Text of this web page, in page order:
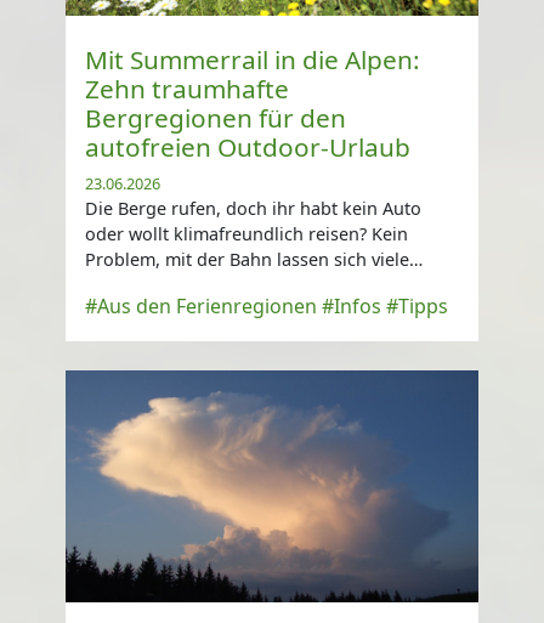
Mit Summerrail in die Alpen:
Zehn traumhafte
Bergregionen für den
autofreien Outdoor-Urlaub
23.06.2026
Die Berge rufen, doch ihr habt kein Auto
oder wollt klimafreundlich reisen? Kein
Problem, mit der Bahn lassen sich viele
#Aus den Ferienregionen #Infos #Tipps